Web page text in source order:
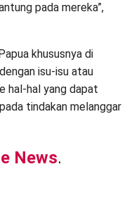
pada mereka”,
khususnya di
isu-isu atau
hal-hal yang dapat
tindakan melanggar
News.